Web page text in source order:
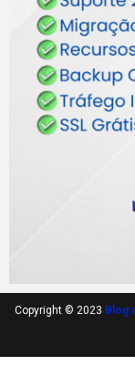
Copyright © 2023 Blog